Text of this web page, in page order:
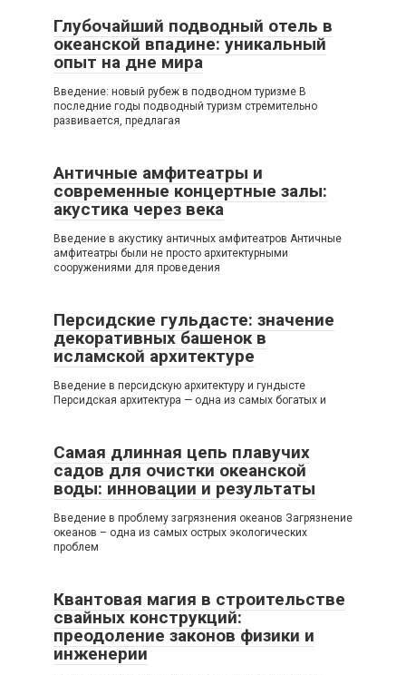
Глубочайший подводный отель в
океанской впадине: уникальный
опыт на дне мира
Введение: новый рубеж в подводном туризме В
последние годы подводный туризм стремительно
развивается, предлагая
Античные амфитеатры и
современные концертные залы:
акустика через века
Введение в акустику античных амфитеатров Античные
амфитеатры были не просто архитектурными
сооружениями для проведения
Персидские гульдасте: значение
декоративных башенок в
исламской архитектуре
Введение в персидскую архитектуру и гундысте
Персидская архитектура — одна из самых богатых и
Самая длинная цепь плавучих
садов для очистки океанской
воды: инновации и результаты
Введение в проблему загрязнения океанов Загрязнение
океанов – одна из самых острых экологических
проблем
Квантовая магия в строительстве
свайных конструкций:
преодоление законов физики и
инженерии